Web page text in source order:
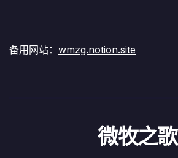
备用网站： wmzg.notion.site
微牧之歌